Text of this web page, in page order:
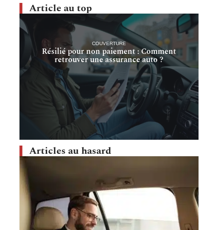
Article au top
COUVERTURE
Résilié pour non paiement : Comment
retrouver une assurance auto ?
Articles au hasard